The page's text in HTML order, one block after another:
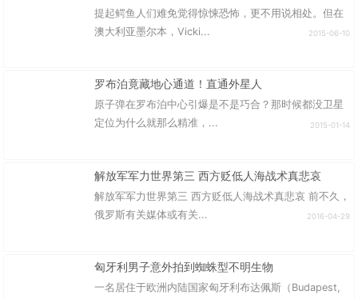
提起鳄鱼人们难免觉得惊悚恐怖，更不用说相处。但在
澳大利亚墨尔本，Vicki...
2015-06-10
罗布泊竟藏地心通道！直通外星人
原子弹在罗布泊中心引爆是不是巧合？那时候都没卫星
定位为什么就那么精准，...
2015-01-14
解放军军力世界第三 西方贬低人海战术真悲哀
解放军军力世界第三 西方贬低人海战术真悲哀 前不久，
俄罗斯有关媒体或有关...
2016-04-29
匈牙利男子意外拍到蜘蛛型不明生物
一名居住于欧洲内陆国家匈牙利布达佩斯（Budapest,